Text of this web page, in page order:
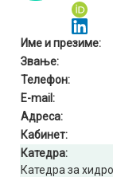
Име и презиме:
Звање:
Телефон:
E-mail:
Адреса:
Кабинет:
Катедра:
Катедра за